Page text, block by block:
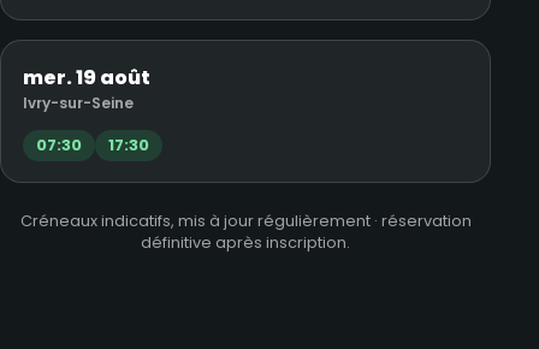
mer. 19 août
Ivry-sur-Seine
07:30 17:30
Créneaux indicatifs, mis à jour régulièrement · réservation
définitive après inscription.